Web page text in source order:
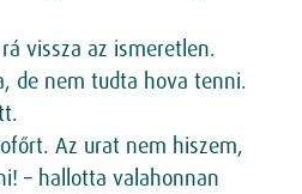
vissza az ismeretlen.
de nem tudta hova tenni.
Az urat nem hiszem,
– hallotta valahonnan